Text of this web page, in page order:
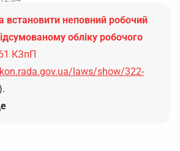
неповний робочий
обліку робочого
КЗпП
laws/show/322-